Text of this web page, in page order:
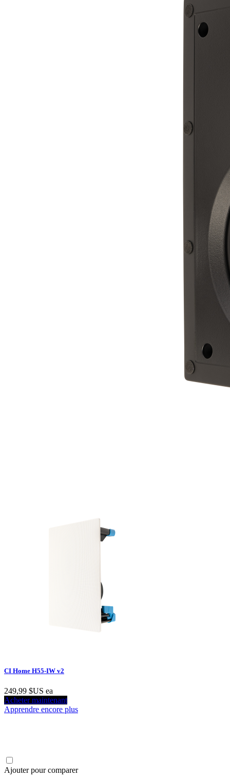
CI Home H55-IW v2
249,99 $US ea
Acheter maintenant
Apprendre encore plus
Ajouter pour comparer